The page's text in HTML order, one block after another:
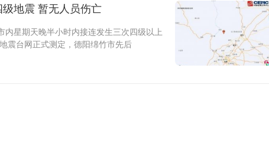
地震 暂无人员伤亡
星期天晚半小时内接连发生三次四级以上
震台网正式测定，德阳绵竹市先后